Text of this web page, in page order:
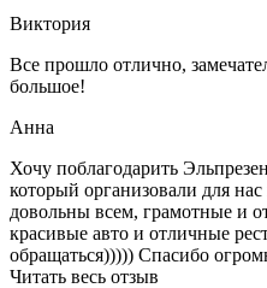
Виктория
Все прошло отлично,
большое!
Анна
Хочу поблагодарить
который организовали для
довольны всем, грамотные и
красивые авто и отличные
обращаться))))) Спасибо
Читать весь отзыв